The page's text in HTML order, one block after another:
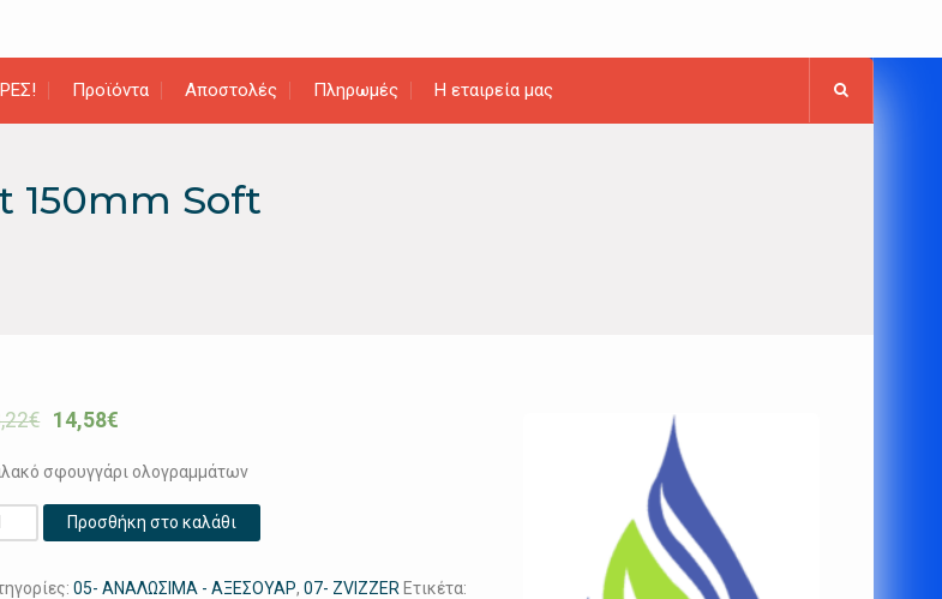
Προϊόντα Αποστολές Πληρωμές Η εταιρεία μας
150mm Soft
€ 14,58€
σφουγγάρι ολογραμμάτων
Προσθήκη στο καλάθι
05- ΑΝΑΛΩΣΙΜΑ - ΑΞΕΣΟΥΑΡ,07- ZVIZZER Ετικέτα: